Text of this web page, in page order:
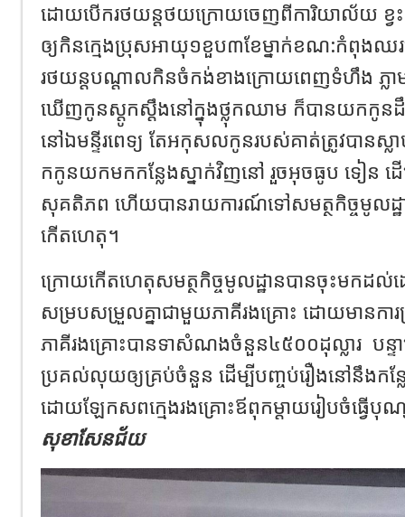
ដោយបើករថយន្តថយក្រោយចេញពីការិយាល័យ ខ្វះ
ឲ្យកិនក្មេងប្រុសអាយុ១ខួប៣ខែម្នាក់ខណ:កំពុងឈ
រថយន្តបណ្តាលកិនចំកង់ខាងក្រោយពេញទំហឹង ភ្លាមន
ឃើញកូនស្តូកស្តឹងនៅក្នុងថ្លុកឈាម ក៏បានយកកូនដឹ
នៅឯមន្ទីរពេទ្យ តែអកុសលកូនរបស់គាត់ត្រូវបានស្ល
កកូនយកមកកន្លែងស្នាក់វិញនៅ រួចអុចធូប ទៀន ដ
សុគតិភព ហើយបានរាយការណ៍ទៅសមត្ថកិច្ចមូលដ្ឋ
កើតហេតុ។
ក្រោយកើតហេតុសមត្ថកិច្ចមូលដ្ឋានបានចុះមកដល់ដ
សម្របសម្រួលគ្នាជាមួយភាគីរងគ្រោះ ដោយមានការ
ភាគីរងគ្រោះបានទាសំណងចំនួន៤៥០០ដុល្លារ បន្
ប្រគល់លុយឲ្យគ្រប់ចំនួន ដើម្បីបញ្ចប់រឿងនៅនឹងកន្
ដោយឡែកសពក្មេងរងគ្រោះឪពុកម្តាយរៀបចំធ្វើ
សុខាសែនជ័យ